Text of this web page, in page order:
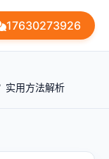
17630273926
实用方法解析